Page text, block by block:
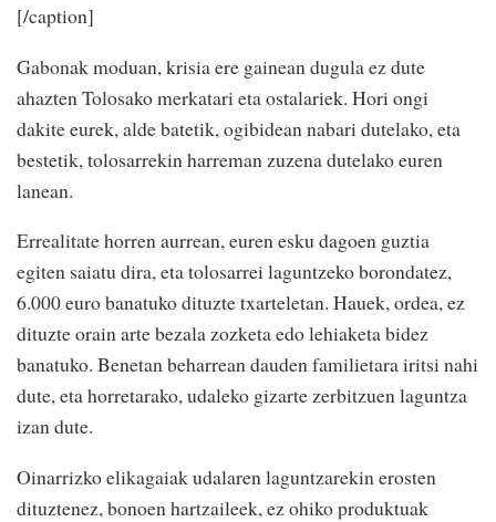
[/caption]
Gabonak moduan, krisia ere gainean dugula ez dute
ahazten Tolosako merkatari eta ostalariek. Hori ongi
dakite eurek, alde batetik, ogibidean nabari dutelako, eta
bestetik, tolosarrekin harreman zuzena dutelako euren
lanean.
Errealitate horren aurrean, euren esku dagoen guztia
egiten saiatu dira, eta tolosarrei laguntzeko borondatez,
6.000 euro banatuko dituzte txarteletan. Hauek, ordea, ez
dituzte orain arte bezala zozketa edo lehiaketa bidez
banatuko. Benetan beharrean dauden familietara iritsi nahi
dute, eta horretarako, udaleko gizarte zerbitzuen laguntza
izan dute.
Oinarrizko elikagaiak udalaren laguntzarekin erosten
dituztenez, bonoen hartzaileek, ez ohiko produktuak